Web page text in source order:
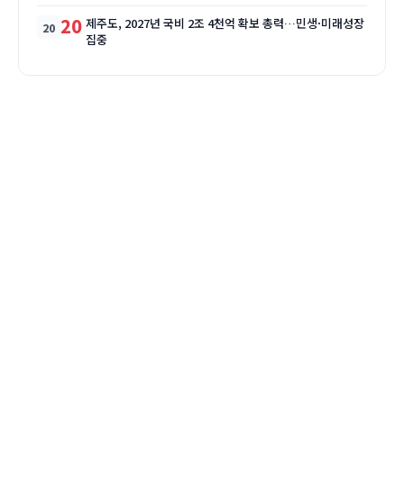
20 제주도, 2027년 국비 2조 4천억 확보 총력…민생·미래성장
집중